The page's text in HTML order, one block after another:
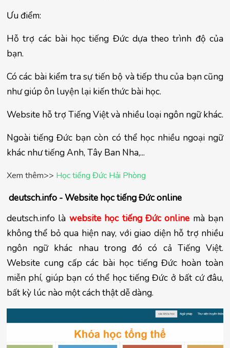
Ưu điểm:
Hỗ trợ các bài học tiếng Đức dựa theo trình độ của
bạn.
Có các bài kiểm tra sự tiến bộ và tiếp thu của bạn cũng
như giúp ôn luyện lại kiến thức bài học.
Website hỗ trợ Tiếng Việt và nhiều loại ngôn ngữ khác.
Ngoài tiếng Đức bạn còn có thể học nhiều ngoại ngữ
khác như tiếng Anh, Tây Ban Nha,...
Xem thêm>> Học tiếng Đức Hải Phòng
deutsch.info - Website học tiếng Đức online
deutsch.info là website học tiếng Đức online mà bạn
không thể bỏ qua hiện nay, với giao diện hỗ trợ nhiều
ngôn ngữ khác nhau trong đó có cả Tiếng Việt.
Website cung cấp các bài học tiếng Đức hoàn toàn
miễn phí, giúp bạn có thể học tiếng Đức ở bất cứ đâu,
bất kỳ lúc nào một cách thật dễ dàng.